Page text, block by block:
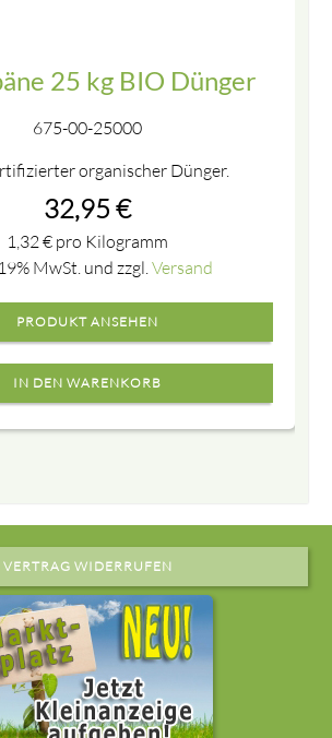
25 kg BIO Dünger
675-00-25000
organischer Dünger.
32,95 €
1,32€ pro Kilogramm
MwSt. und zzgl.Versand
PRODUKT ANSEHEN
VERTRAG WIDERRUFEN